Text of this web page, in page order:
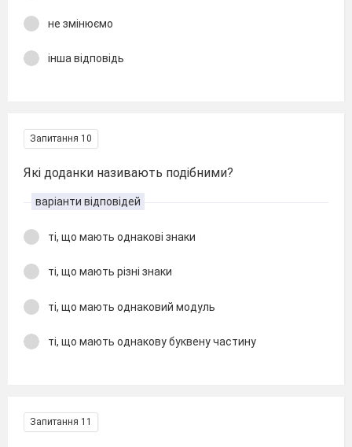
не змінюємо
інша відповідь
Запитання 10
Які доданки називають подібними?
варіанти відповідей
ті, що мають однакові знаки
ті, що мають різні знаки
ті, що мають однаковий модуль
ті, що мають однакову буквену частину
Запитання 11